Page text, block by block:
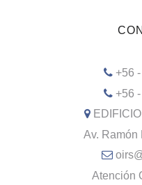
+56
+56
Av. Ramón
Atención